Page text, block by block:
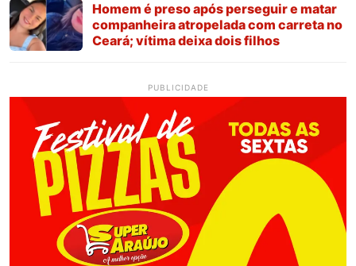
Homem é preso após perseguir e matar
companheira atropelada com carreta no
Ceará; vítima deixa dois filhos
PUBLICIDADE